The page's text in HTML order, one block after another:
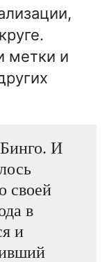
метки и
И
своей
в
и